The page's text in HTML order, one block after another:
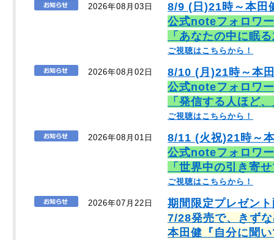
2026年08月03日
8/9 (日)21時～本田
公式noteフォロワ
「あなたの中に眠
ご視聴はこちらから！
2026年08月02日
8/10 (月)21時～本
公式noteフォロワ
「発信する人ほど
ご視聴はこちらから！
2026年08月01日
8/11 (火祝)21時～
公式noteフォロワ
「世界中の引き寄
ご視聴はこちらから！
2026年07月22日
期間限定プレゼン
7/28発売で、きず
本田健『自分に聞